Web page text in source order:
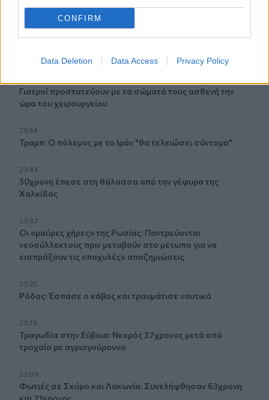
CONFIRM
Data Deletion Data Access Privacy Policy
Παιδιά στην πισίνα: 6 απαράβατοι κανόνες για την
πρόληψη του πνιγμού
Γιατροί προστατεύουν με τα σώματά τους ασθενή την
ώρα του χειρουργείου
23:54
Τραμπ: Ο πόλεμος με το Ιράν "θα τελειώσει σύντομα"
23:43
30χρονη έπεσε στη θάλασσα από την γέφυρα της
Χαλκίδας
23:32
Οι «μαύρες χήρες» της Ρωσίας: Παντρεύονται
νεοσύλλεκτους πριν μεταβούν στο μέτωπο για να
εισπράξουν τις «παχυλές» αποζημιώσεις
23:25
Ρόδος: Έσπασε ο κάβος και τραυμάτισε ναυτικό
23:19
Τραγωδία στην Εύβοια: Νεκρός 37χρονος μετά από
τροχαίο με αγριογούρουνο
23:09
Φωτιές σε Σκύρο και Λακωνία: Συνελήφθησαν 63χρονη
και 71χρονος